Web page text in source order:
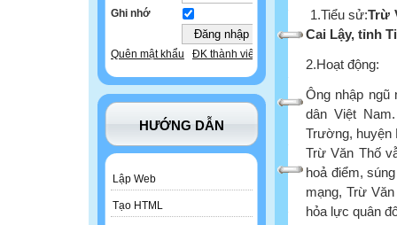
Ghi nhớ
Quên mật khẩu ĐK thành viên
HƯỚNG DẪN
Lập Web
Tạo HTML
1.Tiểu sử:Trừ
Cai Lậy, tỉnh
2.Hoạt động:
Ông nhập ngũ
dân Việt
Trường, huyện
Trừ Văn Thố
hoả điểm,
mạng, Trừ
hỏa lực quân